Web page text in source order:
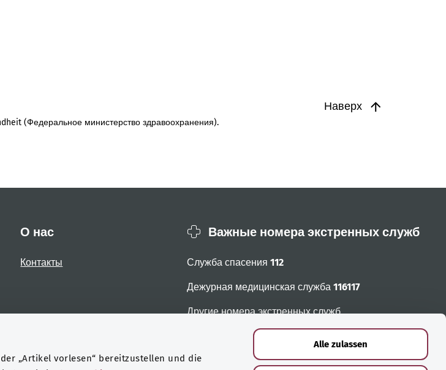
„Artikel vorlesen“ bereitzustellen und die
Alle zulassen
Наверх
(Федеральное министерство здравоохранения).
О нас
Контакты
Важные номера экстренных служб
Служба спасения 112
Дежурная медицинская служба 116117
Другие номера экстренных служб